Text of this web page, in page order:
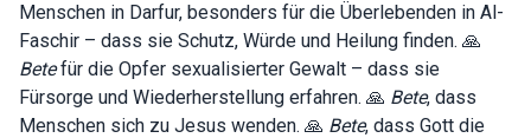
Menschen in Darfur, besonders für die Überlebenden in Al-
Faschir – dass sie Schutz, Würde und Heilung finden. 🙏
Betefür die Opfer sexualisierter Gewalt – dass sie
Fürsorge und Wiederherstellung erfahren. 🙏 Bete, dass
Menschen sich zu Jesus wenden. 🙏 Bete, dass Gott die